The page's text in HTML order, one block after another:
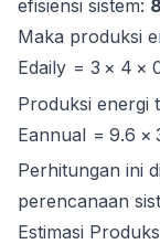
efisiensi sistem:
Maka produksi
Edaily = 3 × 4 ×
Produksi energi
Eannual = 9.6 ×
Perhitungan ini
perencanaan
Estimasi